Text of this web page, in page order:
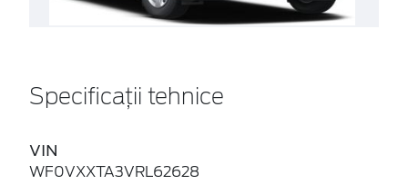
Specificații tehnice
VIN
WF0VXXTA3VRL62628